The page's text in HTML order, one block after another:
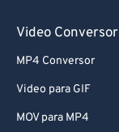
Video Conversor
MP4 Conversor
Video para GIF
MOV para MP4